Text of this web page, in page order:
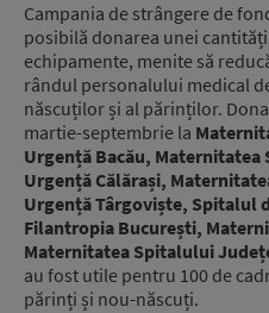
Campania de strângere de
posibilă donarea unei
echipamente, menite să
rândul personalului medical
născuților și al părinților.
martie-septembrie la
Urgență Bacău,
Urgență Călărași,
Urgență Târgoviște, Spitalul
Filantropia București,
Maternitatea Spitalului
au fost utile pentru 100 de
părinți și nou-născuți.